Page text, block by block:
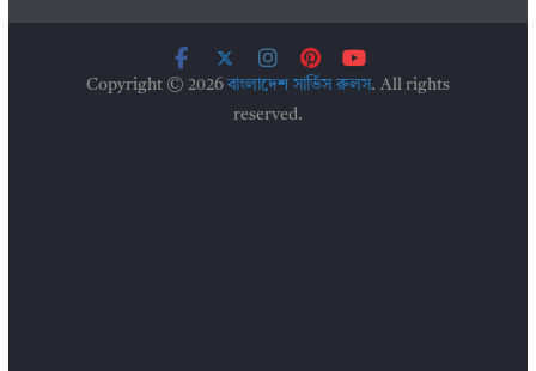
Copyright © 2026বাংলাদেশ সার্ভিস রুলস. All rights
reserved.